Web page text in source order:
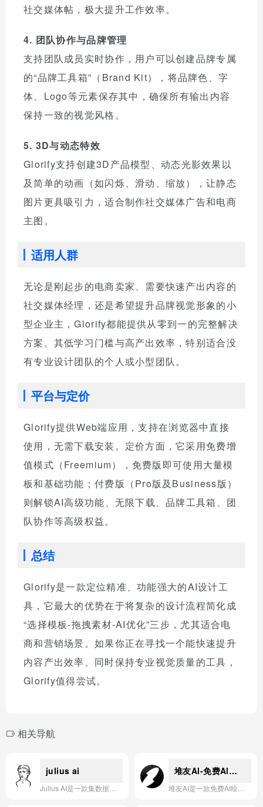
社交媒体帖，极大提升工作效率。
4. 团队协作与品牌管理
支持团队成员实时协作，用户可以创建品牌专属
的“品牌工具箱”（Brand Kit），将品牌色、字
体、Logo等元素保存其中，确保所有输出内容
保持一致的视觉风格。
5. 3D与动态特效
Glorify支持创建3D产品模型、动态光影效果以
及简单的动画（如闪烁、滑动、缩放），让静态
图片更具吸引力，适合制作社交媒体广告和电商
主图。
适用人群
无论是刚起步的电商卖家、需要快速产出内容的
社交媒体经理，还是希望提升品牌视觉形象的小
型企业主，Glorify都能提供从零到一的完整解决
方案。其低学习门槛与高产出效率，特别适合没
有专业设计团队的个人或小型团队。
平台与定价
Glorify提供Web端应用，支持在浏览器中直接
使用，无需下载安装。定价方面，它采用免费增
值模式（Freemium），免费版即可使用大量模
板和基础功能；付费版（Pro版及Business版）
则解锁AI高级功能、无限下载、品牌工具箱、团
队协作等高级权益。
总结
Glorify是一款定位精准、功能强大的AI设计工
具，它最大的优势在于将复杂的设计流程简化成
“选择模板-拖拽素材-AI优化”三步，尤其适合电
商和营销场景。如果你正在寻找一个能快速提升
内容产出效率、同时保持专业视觉质量的工具，
Glorify值得尝试。
相关导航
julius ai 堆友Al-免费Al绘画视频